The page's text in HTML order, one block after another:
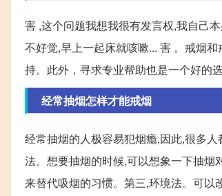
害 ,这个问题我想我很有发言权,我自己
不好觉,早上一起床就咳嗽... 害 。戒烟
持。此外，寻求专业帮助也是一个好的
经常抽烟怎样才能戒烟
经常抽烟的人极容易犯烟瘾,因此,很多
法。想要抽烟的时候,可以想象一下抽
来替代吸烟的习惯。第三,环境法。可以